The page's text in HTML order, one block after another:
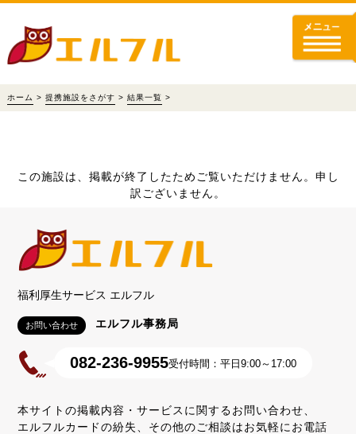
ホーム > 提携施設をさがす > 結果一覧 >
この施設は、掲載が終了したためご覧いただけません。申し
訳ございません。
福利厚生サービス エルフル
お問い合わせ エルフル事務局
082-236-9955受付時間：平日9:00～17:00
本サイトの掲載内容・サービスに関するお問い合わせ、
エルフルカードの紛失、その他のご相談はお気軽にお電話